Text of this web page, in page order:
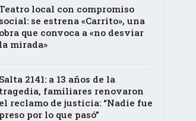
local con compromiso
social: se estrena «Carrito», una
obra que convoca a «no desviar
la mirada»
Salta 2141: a 13 años de la
tragedia, familiares renovaron
el reclamo de justicia: “Nadie fue
preso por lo que pasó”